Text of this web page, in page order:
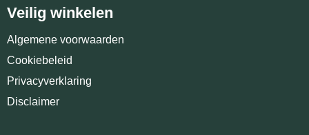
Veilig winkelen
Algemene voorwaarden
Cookiebeleid
Privacyverklaring
Disclaimer